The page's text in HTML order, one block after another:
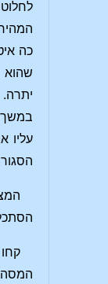
כה
שהוא
יתרה.
במשך
עליו
המסה